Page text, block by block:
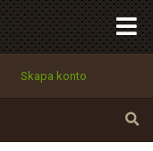
Skapa konto
Tillbaka till förstasidan